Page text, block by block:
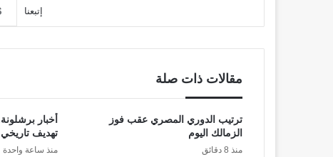
إتبعنا
مقالات ذات صلة
ترتيب الدوري المصري عقب فوز
الزمالك اليوم
منذ 8 دقائق
أخبار
تهديف تاريخي
منذ ساعة واحدة